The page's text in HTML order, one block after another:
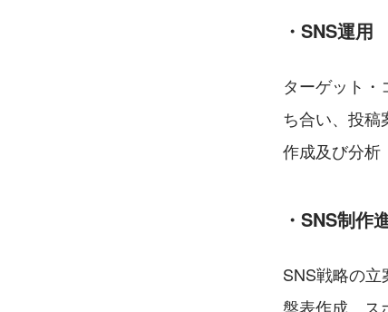
・SNS運用
ターゲット
ち合い、投稿
作成及び分析
・SNS制作
SNS戦略の
盤表作成、ス